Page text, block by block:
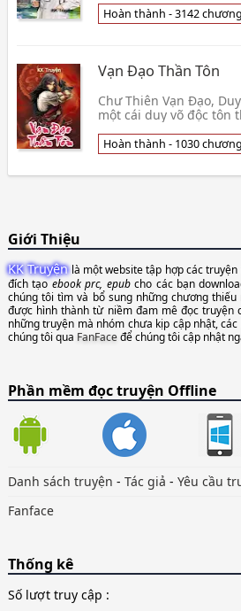
thuyết Đạo G👦 Đoạn
Hoàn thành - 3142 chương
Vạn Đạo Thần Tôn
Chư Thiên Vạn Đạo,
một cái duy võ độc tôn
san s👦 Vô Vi Tú Tài
Hoàn thành - 1030 chương
Giới Thiệu
KK Truyệnlà một website tập hợp các
đích tạoebook prc, epubcho các bạn
chúng tôi tìm và bổ sung những chương
được hình thành từ niềm đam mê đọc truyện
những truyện mà nhóm chưa kịp cập nhật,
chúng tôi qua FanFaceđể chúng tôi cập nhật
Phần mềm đọc truyện Offline
Danh sách truyện - Tác giả - Yêu cầu
Fanface
Thống kê
Số lượt truy cập :